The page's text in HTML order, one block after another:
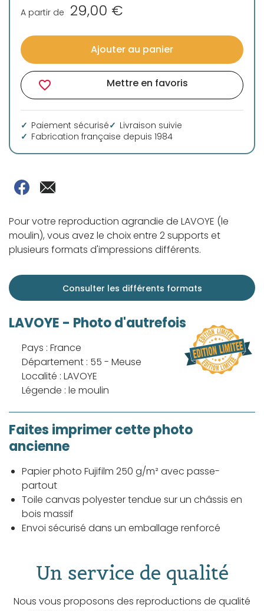
A partir de 29,00 €
Ajouter au panier
favorite_border Mettre en favoris
Paiement sécurisé
Livraison suivie
Fabrication française depuis 1984
Pour votre reproduction agrandie de LAVOYE (le
moulin), vous avez le choix entre 2 supports et
plusieurs formats d'impressions différents.
Consulter les différents formats
LAVOYE - Photo d'autrefois
Pays : France
Département : 55 - Meuse
Localité : LAVOYE
Légende : le moulin
Faites imprimer cette photo
ancienne
Papier photo Fujifilm 250 g/m² avec passe-
partout
Toile canvas polyester tendue sur un châssis en
bois massif
Envoi sécurisé dans un emballage renforcé
Un service de qualité
Nous vous proposons des reproductions de qualité